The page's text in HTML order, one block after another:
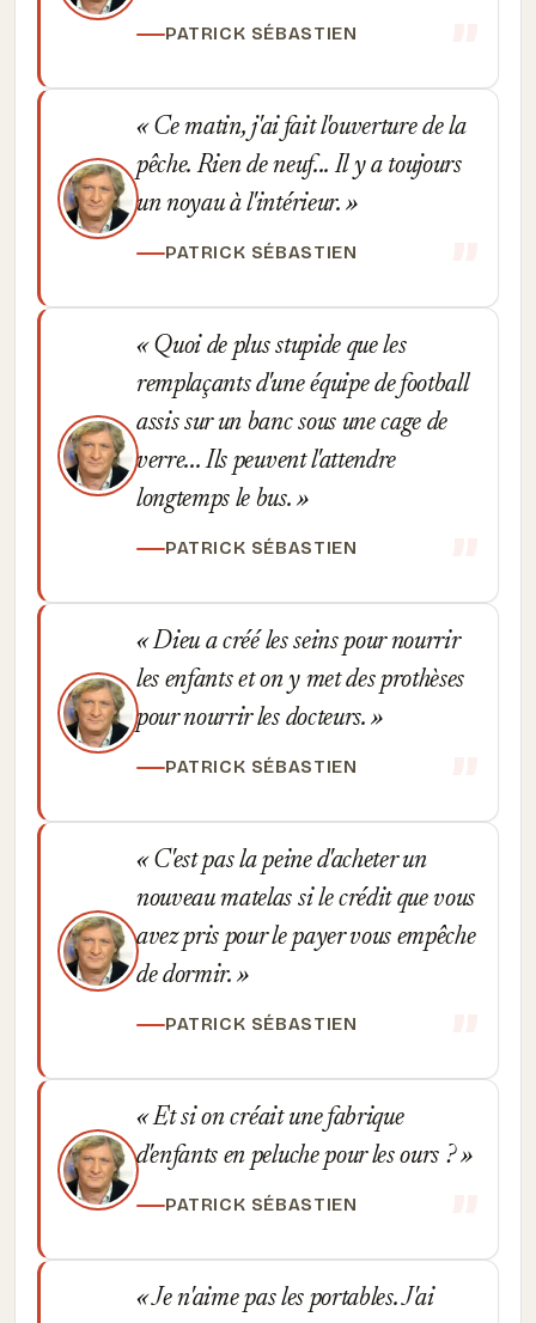
PATRICK SÉBASTIEN
Ce matin, j'ai fait l'ouverture de la
pêche. Rien de neuf... Il y a toujours
un noyau à l'intérieur.
PATRICK SÉBASTIEN
Quoi de plus stupide que les
remplaçants d'une équipe de football
assis sur un banc sous une cage de
verre... Ils peuvent l'attendre
longtemps le bus.
PATRICK SÉBASTIEN
Dieu a créé les seins pour nourrir
les enfants et on y met des prothèses
pour nourrir les docteurs.
PATRICK SÉBASTIEN
C'est pas la peine d'acheter un
nouveau matelas si le crédit que vous
avez pris pour le payer vous empêche
de dormir.
PATRICK SÉBASTIEN
Et si on créait une fabrique
d'enfants en peluche pour les ours ?
PATRICK SÉBASTIEN
Je n'aime pas les portables. J'ai